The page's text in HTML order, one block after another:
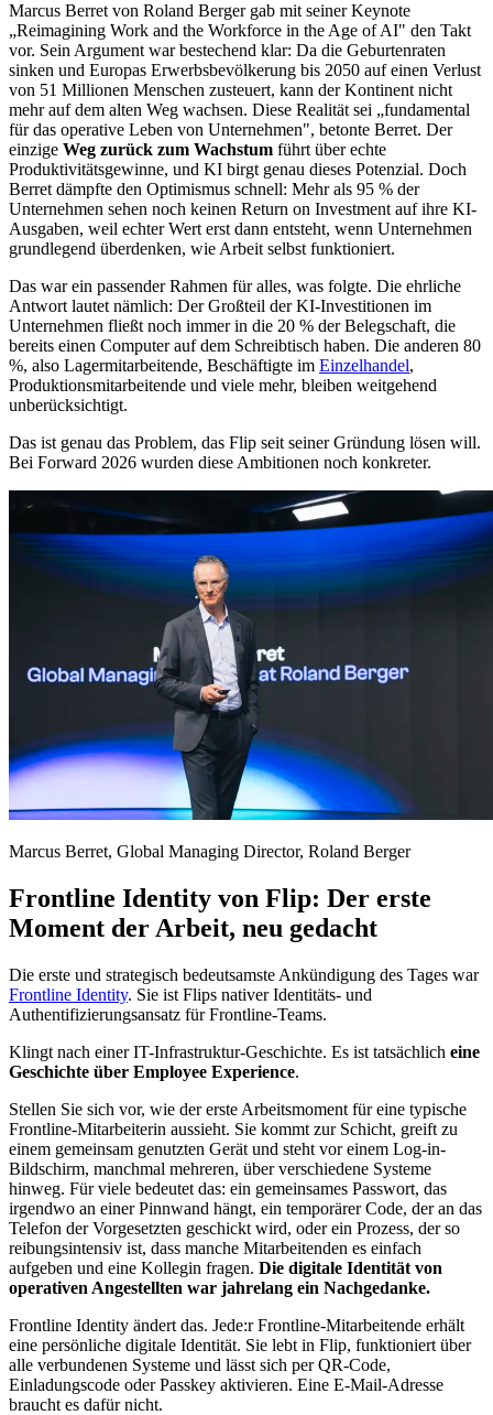
Marcus Berret von Roland Berger gab mit seiner Keynote
„Reimagining Work and the Workforce in the Age of AI" den Takt
vor. Sein Argument war bestechend klar: Da die Geburtenraten
sinken und Europas Erwerbsbevölkerung bis 2050 auf einen Verlust
von 51 Millionen Menschen zusteuert, kann der Kontinent nicht
mehr auf dem alten Weg wachsen. Diese Realität sei „fundamental
für das operative Leben von Unternehmen", betonte Berret. Der
einzige Weg zurück zum Wachstum führt über echte
Produktivitätsgewinne, und KI birgt genau dieses Potenzial. Doch
Berret dämpfte den Optimismus schnell: Mehr als 95 % der
Unternehmen sehen noch keinen Return on Investment auf ihre KI-
Ausgaben, weil echter Wert erst dann entsteht, wenn Unternehmen
grundlegend überdenken, wie Arbeit selbst funktioniert.
Das war ein passender Rahmen für alles, was folgte. Die ehrliche
Antwort lautet nämlich: Der Großteil der KI-Investitionen im
Unternehmen fließt noch immer in die 20 % der Belegschaft, die
bereits einen Computer auf dem Schreibtisch haben. Die anderen 80
%, also Lagermitarbeitende, Beschäftigte im Einzelhandel,
Produktionsmitarbeitende und viele mehr, bleiben weitgehend
unberücksichtigt.
Das ist genau das Problem, das Flip seit seiner Gründung lösen will.
Bei Forward 2026 wurden diese Ambitionen noch konkreter.
Marcus Berret, Global Managing Director, Roland Berger
Frontline Identity von Flip: Der erste
Moment der Arbeit, neu gedacht
Die erste und strategisch bedeutsamste Ankündigung des Tages war
Frontline Identity. Sie ist Flips nativer Identitäts- und
Authentifizierungsansatz für Frontline-Teams.
Klingt nach einer IT-Infrastruktur-Geschichte. Es ist tatsächlich eine
Geschichte über Employee Experience.
Stellen Sie sich vor, wie der erste Arbeitsmoment für eine typische
Frontline-Mitarbeiterin aussieht. Sie kommt zur Schicht, greift zu
einem gemeinsam genutzten Gerät und steht vor einem Log-in-
Bildschirm, manchmal mehreren, über verschiedene Systeme
hinweg. Für viele bedeutet das: ein gemeinsames Passwort, das
irgendwo an einer Pinnwand hängt, ein temporärer Code, der an das
Telefon der Vorgesetzten geschickt wird, oder ein Prozess, der so
reibungsintensiv ist, dass manche Mitarbeitenden es einfach
aufgeben und eine Kollegin fragen. Die digitale Identität von
operativen Angestellten war jahrelang ein Nachgedanke.
Frontline Identity ändert das. Jede:r Frontline-Mitarbeitende erhält
eine persönliche digitale Identität. Sie lebt in Flip, funktioniert über
alle verbundenen Systeme und lässt sich per QR-Code,
Einladungscode oder Passkey aktivieren. Eine E-Mail-Adresse
braucht es dafür nicht.